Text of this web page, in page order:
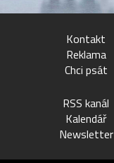
Kontakt
Reklama
Chci psát
RSS kanál
Kalendář
Newsletter